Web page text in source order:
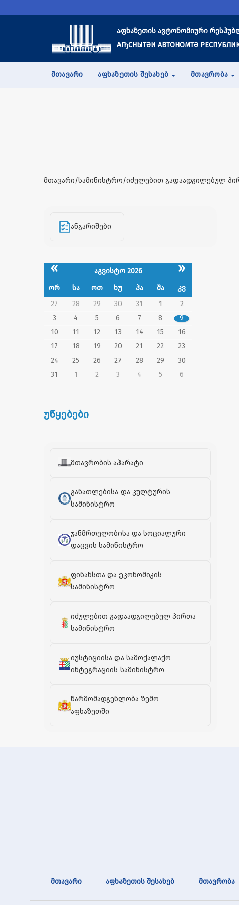
აფხაზეთის ავტონომიური
АҦСНЫТӘИ АВТОНОМТӘ
ᲛᲗᲐᲕᲐᲠᲘ ᲐᲤᲮᲐᲖᲔᲗᲘᲡ ᲨᲔᲡᲐᲮᲔᲑ ᲛᲗᲐᲕᲠᲝᲑᲐ
მთავარი/სამინისტრო/იძულებით გადაადგილებულ
ანგარიშები
« აგვისტო 2026 »
ორ სა ოთ ხუ პა შა
კვ
27
28 29 30 31 1
2
3
4 5 6 7 8
9
10
11 12 13 14 15
16
17
18 19 20 21 22
23
24
25 26 27 28 29
30
31
1 2 3 4 5 6
უწყებები
მთავრობის აპარატი
განათლებისა და კულტურის
სამინისტრო
ჯანმრთელობისა და სოციალური
დაცვის სამინისტრო
ფინანსთა და ეკონომიკის
სამინისტრო
იძულებით გადაადგილებულ პირთა
სამინისტრო
იუსტიციისა და სამოქალაქო
ინტეგრაციის სამინისტრო
წარმომადგენლობა ზემო
აფხაზეთში
მთავარი აფხაზეთის შესახებ მთავრობა